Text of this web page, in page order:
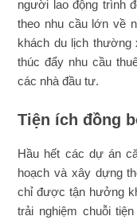
người lao động trình
theo nhu cầu lớn về
khách du lịch thường
thúc đẩy nhu cầu
các nhà đầu tư.
Tiện ích đồng
Hầu hết các dự án
hoạch và xây dựng
chỉ được tận hưởng
trải nghiệm chuỗi